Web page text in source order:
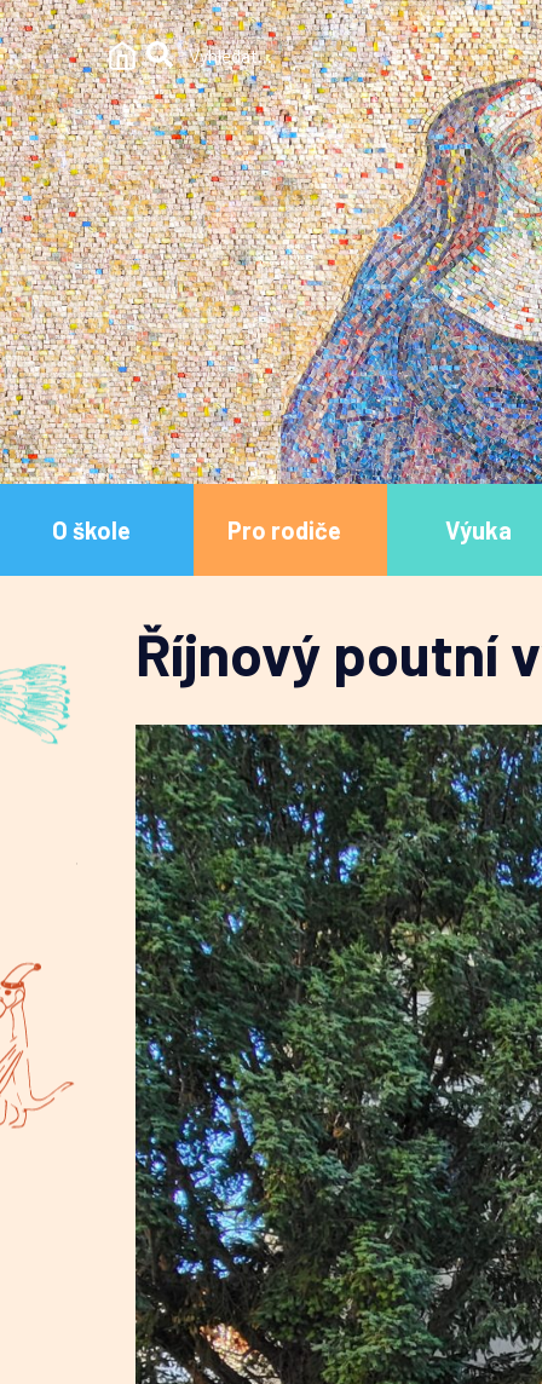
O škole Pro rodiče Výuka
Říjnový poutní